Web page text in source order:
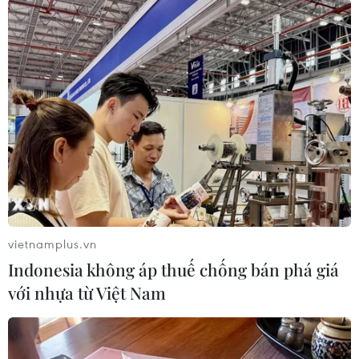
các chuyên gia vẫn chưa đến Syria do đang làmviệc
với chính phủ nước này về "các thách thức hậu
cần"./.
(Vietnam+)
#Syria #Vũ khí hóa học #Liên hợp quốc Syria
vietnamplus.vn
Indonesia không áp thuế chống bán phá giá
với nhựa từ Việt Nam